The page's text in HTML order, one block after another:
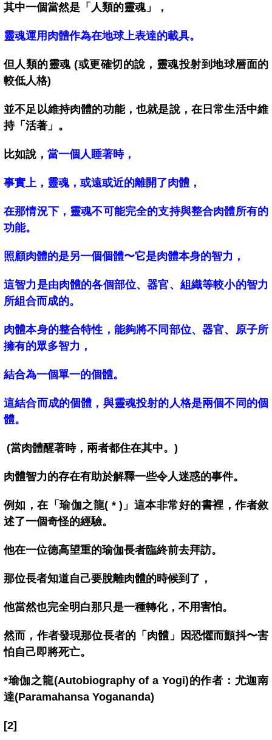
其中一個當然是「人類的靈魂」，
靈魂運用肉體作為在地球上表達的載具。
但人類的靈魂 (或更確切的說，靈魂投射到地球層面的
較低人格)
並不足以維持肉體的功能，也就是說，在日常生活中維
持「活著」。
比如說， 當一個人睡著時，
事實上，靈魂，或遠或近的離開了肉體，
在那情況下，靈魂不可能完全的支持與整合肉體所有的
功能。
照顧肉體的是另一個個體〜它是肉體本身的智力，
這智力是由肉體的各個部位、器官、組織等較小的智力
所組合而成的。
肉體本身的整合特性，能夠將不同部位、器官、原子所
擁有的眾多智力，
結合為一個單一的個體。
這結合而成的個體，與靈魂投射的人格是兩個不同的個
體。
(當肉體醒著時，兩者都住在其中。)
肉體智力的存在有助於解釋一些令人迷惑的事件。
例如，在「瑜伽之龍( * )」這本非常好的書裡，作者敘
述了一個奇怪的經驗。
他在一位德高望重的瑜伽長者臨終前去拜訪。
那位長者知道自己要脫離肉體的時候到了，
他當然也完全明白那只是一種轉化，不用害怕。
然而，作者發現那位長者的「肉體」因恐懼而顫抖〜害
怕自己即將死亡。
*瑜伽之龍(Autobiography of a Yogi)的作者：尤迦南
達(Paramahansa Yogananda)
[2]